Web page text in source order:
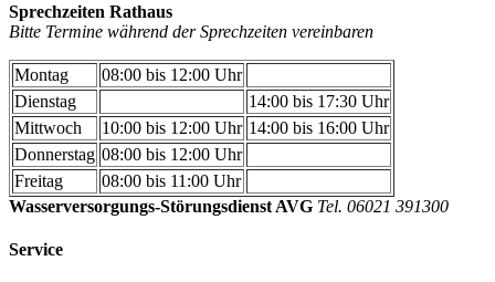
Sprechzeiten Rathaus
Bitte Termine während der Sprechzeiten vereinbaren
Montag
08:00 bis 12:00 Uhr
Dienstag
14:00 bis 17:30 Uhr
Mittwoch
10:00 bis 12:00 Uhr 14:00 bis 16:00 Uhr
Donnerstag 08:00 bis 12:00 Uhr
Freitag
08:00 bis 11:00 Uhr
Wasserversorgungs-Störungsdienst AVG Tel. 06021 391300
Service